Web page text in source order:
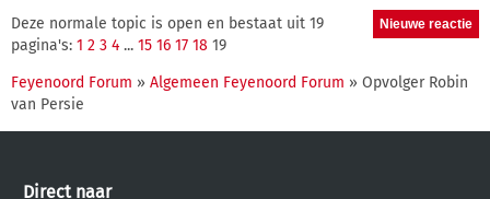
Deze normale topic is open en bestaat uit 19
pagina's: 1 2 3 4 ... 15 16 17 18 19
Feyenoord Forum » Algemeen Feyenoord Forum » Opvolger Robin
van Persie
Direct naar